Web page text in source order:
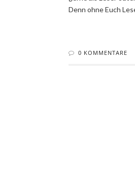
Denn ohne Euch
0 KOMMENTARE